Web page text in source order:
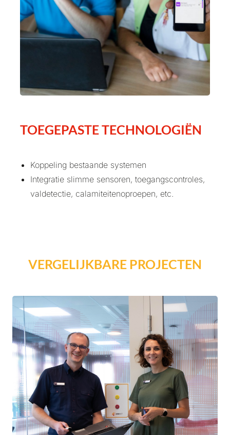
TOEGEPASTE TECHNOLOGIËN
Koppeling bestaande systemen
Integratie slimme sensoren, toegangscontroles,
valdetectie, calamiteitenoproepen, etc.
VERGELIJKBARE PROJECTEN